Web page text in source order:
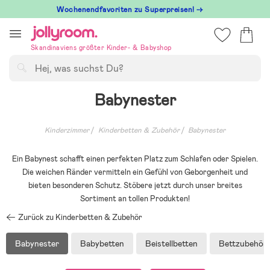
till
innehållet
Wochenendfavoriten zu Superpreisen! →
Skandinaviens größter Kinder- & Babyshop
Babynester
Kinderzimmer Kinderbetten & Zubehör Babynester
Ein Babynest schafft einen perfekten Platz zum Schlafen oder Spielen.
Die weichen Ränder vermitteln ein Gefühl von Geborgenheit und
bieten besonderen Schutz. Stöbere jetzt durch unser breites
Sortiment an tollen Produkten!
Zurück zu Kinderbetten & Zubehör
Babynester Babybetten Beistellbetten Bettzubehör